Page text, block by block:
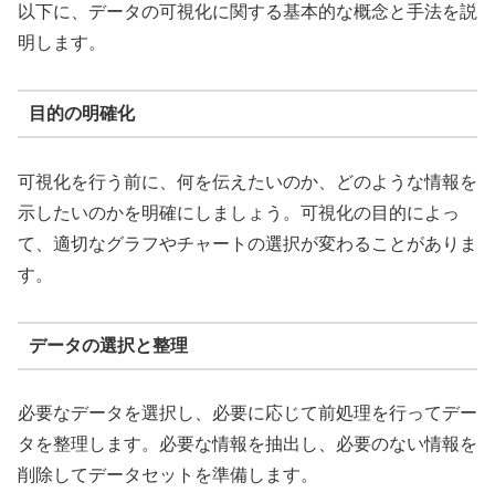
以下に、データの可視化に関する基本的な概念と手法を説
明します。
目的の明確化
可視化を行う前に、何を伝えたいのか、どのような情報を
示したいのかを明確にしましょう。可視化の目的によっ
て、適切なグラフやチャートの選択が変わることがありま
す。
データの選択と整理
必要なデータを選択し、必要に応じて前処理を行ってデー
タを整理します。必要な情報を抽出し、必要のない情報を
削除してデータセットを準備します。